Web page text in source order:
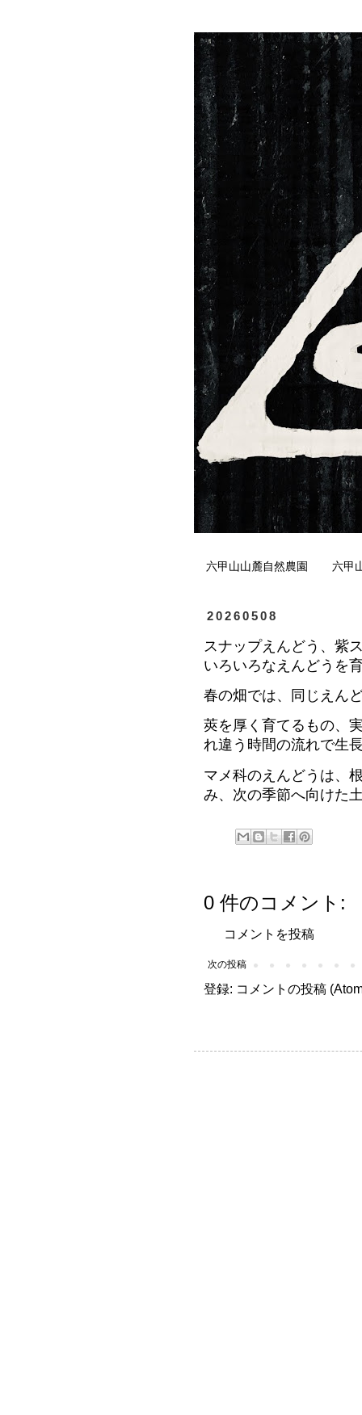
六甲山山麓自然農園 六甲
20260508
スナップえんどう、紫
いろいろなえんどうを
春の畑では、
同じえん
莢を厚く育てるもの、
れ違う時間の流れで生
マメ科のえんどうは、
み、 次の季節へ向けた
0 件のコメント:
コメントを投稿
次の投稿
登録: コメントの投稿